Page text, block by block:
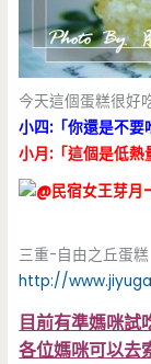
今天這個蛋糕很好
小四:「你還是不要
小月:「這個是低
三重-自由之丘蛋糕
http://
目前有準媽咪試
各位媽咪可以去